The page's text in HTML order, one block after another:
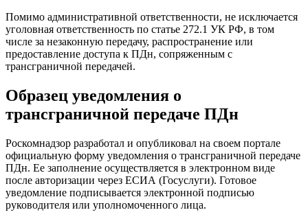
Помимо административной ответственности, не исключается
уголовная ответственность по статье 272.1 УК РФ, в том
числе за незаконную передачу, распространение или
предоставление доступа к ПДн, сопряженным с
трансграничной передачей.
Образец уведомления о
трансграничной передаче ПДн
Роскомнадзор разработал и опубликовал на своем портале
официальную форму уведомления о трансграничной передаче
ПДн. Ее заполнение осуществляется в электронном виде
после авторизации через ЕСИА (Госуслуги). Готовое
уведомление подписывается электронной подписью
руководителя или уполномоченного лица.